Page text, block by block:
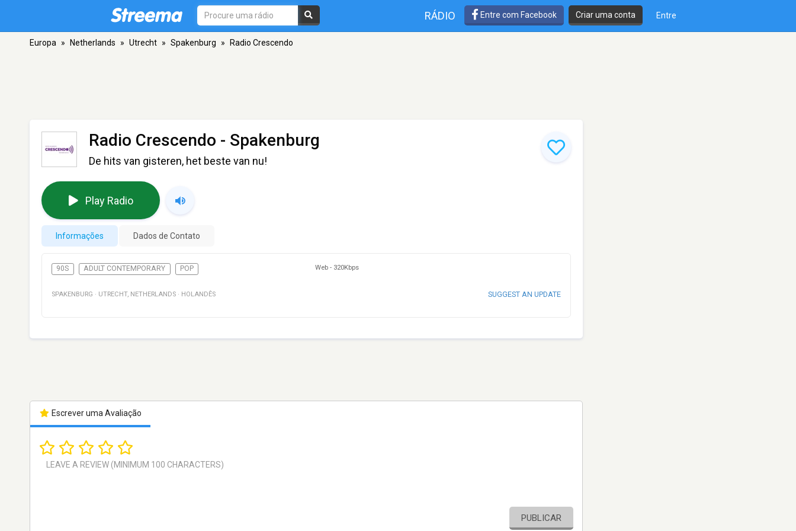
RÁDIO Entre com Facebook Criar uma conta Entre
Europa » Netherlands » Utrecht » Spakenburg » Radio Crescendo
Radio Crescendo - Spakenburg
De hits van gisteren, het beste van nu!
Play Radio
Informações Dados de Contato
90S ADULT CONTEMPORARY POP Web - 320Kbps
SPAKENBURG · UTRECHT, NETHERLANDS · HOLANDÊS SUGGEST AN UPDATE
Escrever uma Avaliação
PUBLICAR